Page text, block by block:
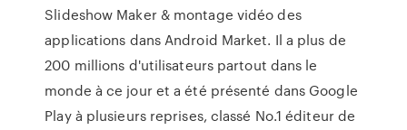
Slideshow Maker & montage vidéo des
applications dans Android Market. Il a plus de
200 millions d'utilisateurs partout dans le
monde à ce jour et a été présenté dans Google
Play à plusieurs reprises, classé No.1 éditeur de